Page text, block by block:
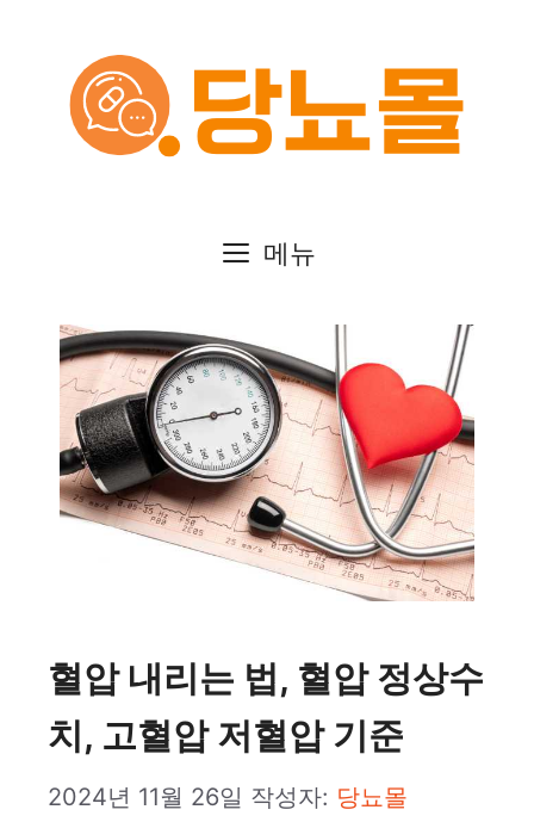
메뉴
혈압 내리는 법, 혈압 정상수
치, 고혈압 저혈압 기준
2024년 11월 26일 작성자: 당뇨몰